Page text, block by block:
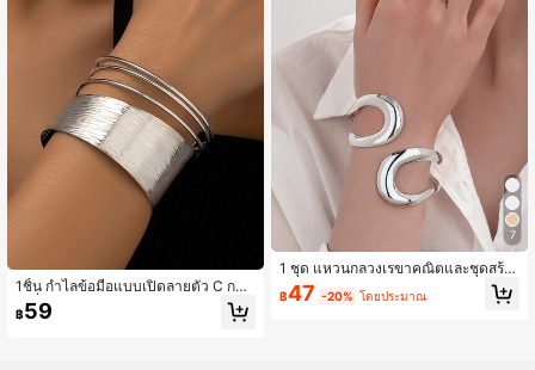
1ชิ้น กำไลข้อมือแบบเปิดลายตัว C กลว
งครึ่งวงกลม หรูหรา สำหรับผู้หญิง
฿59
7
1 ชุด แหวนกลวงเรขาคณิตและชุดสร้อ
ยข้อมือสตรี
฿47 -20% โดยประมาณ